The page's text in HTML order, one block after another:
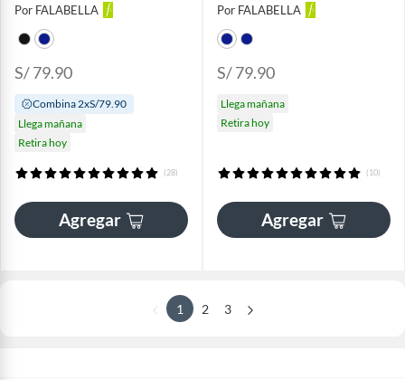
Por FALABELLA
S/ 79.90
Combina 2xS/79.90
Llega mañana
Retira hoy
(28)
Agregar
Por FALABELLA
S/ 79.90
Llega mañana
Retira hoy
(10)
Agregar
1 2 3